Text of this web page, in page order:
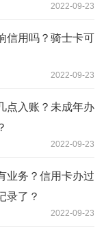
2022-09-23
信用吗？骑士卡可
2022-09-23
点入账？未成年办
2022-09-23
业务？信用卡办过
录了？
2022-09-23